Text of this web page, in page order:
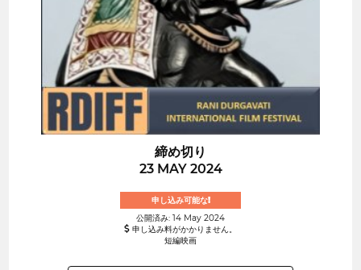
締め切り
23 MAY 2024
申し込み可能な!
公開済み: 14 May 2024
申し込み料がかかりません。
短編映画